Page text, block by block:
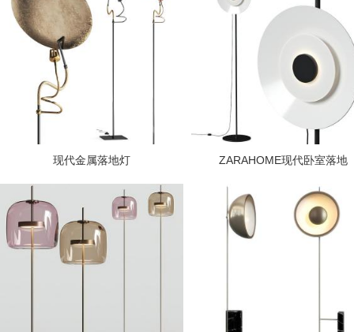
现代金属落地灯 ZARAHOME现代卧室落地